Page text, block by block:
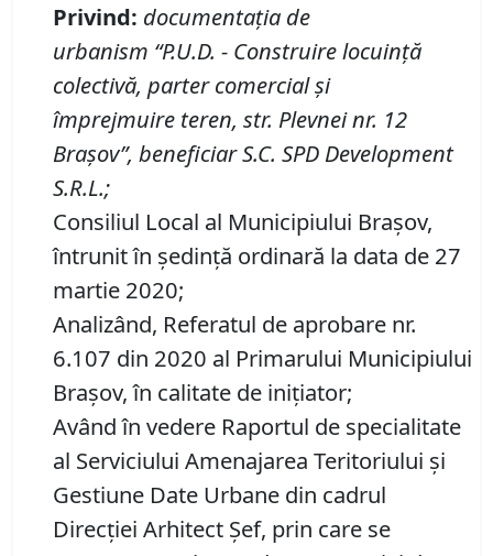
Privind: documentaţia de
urbanism “P.U.D. - Construirelocuinţă
colectivă, parter comercialşi
împrejmuire teren, str. Plevnei nr. 12
Braşov”, beneficiarS.C. SPD Development
S.R.L.;
Consiliul Local al Municipiului Brașov,
întrunit în ședință ordinară la data de 27
martie 2020;
Analizând, Referatul de aprobare nr.
6.107 din 2020 al Primarului Municipiului
Braşov, în calitate de iniţiator;
Având în vedere Raportul de specialitate
al Serviciului Amenajarea Teritoriului și
Gestiune Date Urbane din cadrul
Direcției Arhitect Șef, prin care se